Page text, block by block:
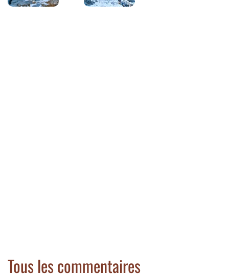
Tous les commentaires